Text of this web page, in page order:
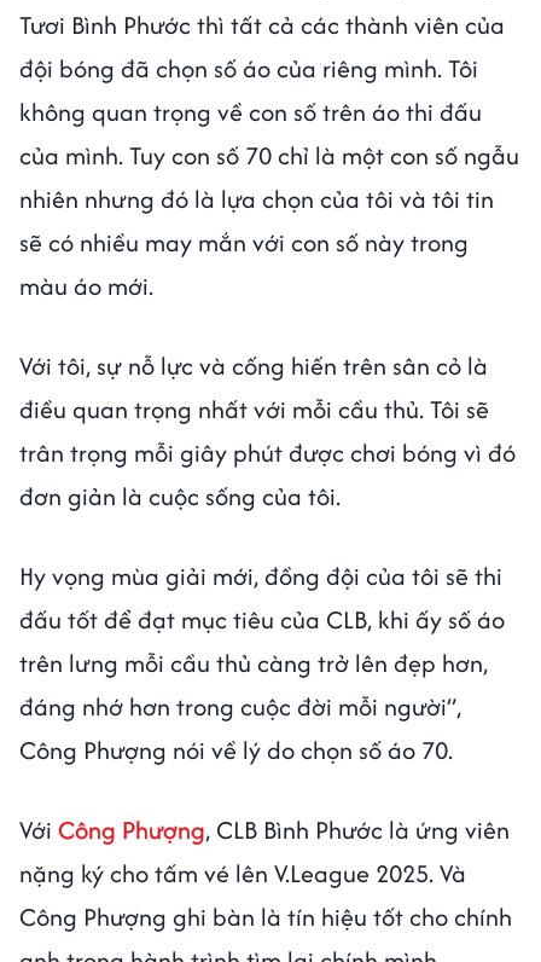
Tươi Bình Phước thì tất cả các thành viên của
đội bóng đã chọn số áo của riêng mình. Tôi
không quan trọng về con số trên áo thi đấu
của mình. Tuy con số 70 chỉ là một con số ngẫu
nhiên nhưng đó là lựa chọn của tôi và tôi tin
sẽ có nhiều may mắn với con số này trong
màu áo mới.
Với tôi, sự nỗ lực và cống hiến trên sân cỏ là
điều quan trọng nhất với mỗi cầu thủ. Tôi sẽ
trân trọng mỗi giây phút được chơi bóng vì đó
đơn giản là cuộc sống của tôi.
Hy vọng mùa giải mới, đồng đội của tôi sẽ thi
đấu tốt để đạt mục tiêu của CLB, khi ấy số áo
trên lưng mỗi cầu thủ càng trở lên đẹp hơn,
đáng nhớ hơn trong cuộc đời mỗi người”,
Công Phượng nói về lý do chọn số áo 70.
Với Công Phượng, CLB Bình Phước là ứng viên
nặng ký cho tấm vé lên V.League 2025. Và
Công Phượng ghi bàn là tín hiệu tốt cho chính